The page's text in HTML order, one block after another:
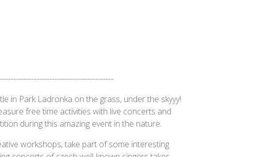
in Park Ladronka on the grass, under the skyyy!
free time activities with live concerts and
during this amazing event in the nature.
workshops, take part of some interesting